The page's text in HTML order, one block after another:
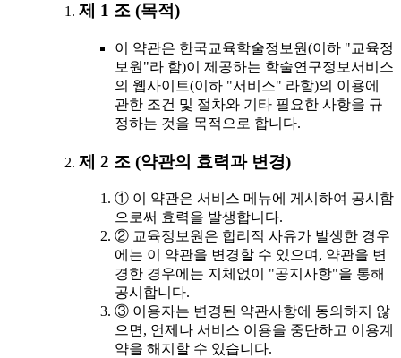
제 1 조 (목적)
이 약관은 한국교육학술정보원(이하 "교육정
보원"라 함)이 제공하는 학술연구정보서비스
의 웹사이트(이하 "서비스" 라함)의 이용에
관한 조건 및 절차와 기타 필요한 사항을 규
정하는 것을 목적으로 합니다.
제 2 조 (약관의 효력과 변경)
① 이 약관은 서비스 메뉴에 게시하여 공시함
으로써 효력을 발생합니다.
② 교육정보원은 합리적 사유가 발생한 경우
에는 이 약관을 변경할 수 있으며, 약관을 변
경한 경우에는 지체없이 "공지사항"을 통해
공시합니다.
③ 이용자는 변경된 약관사항에 동의하지 않
으면, 언제나 서비스 이용을 중단하고 이용계
약을 해지할 수 있습니다.